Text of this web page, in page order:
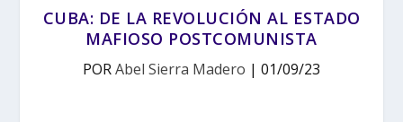
CUBA: DE LA REVOLUCIÓN AL ESTADO
MAFIOSO POSTCOMUNISTA
PORAbel Sierra Madero | 01/09/23